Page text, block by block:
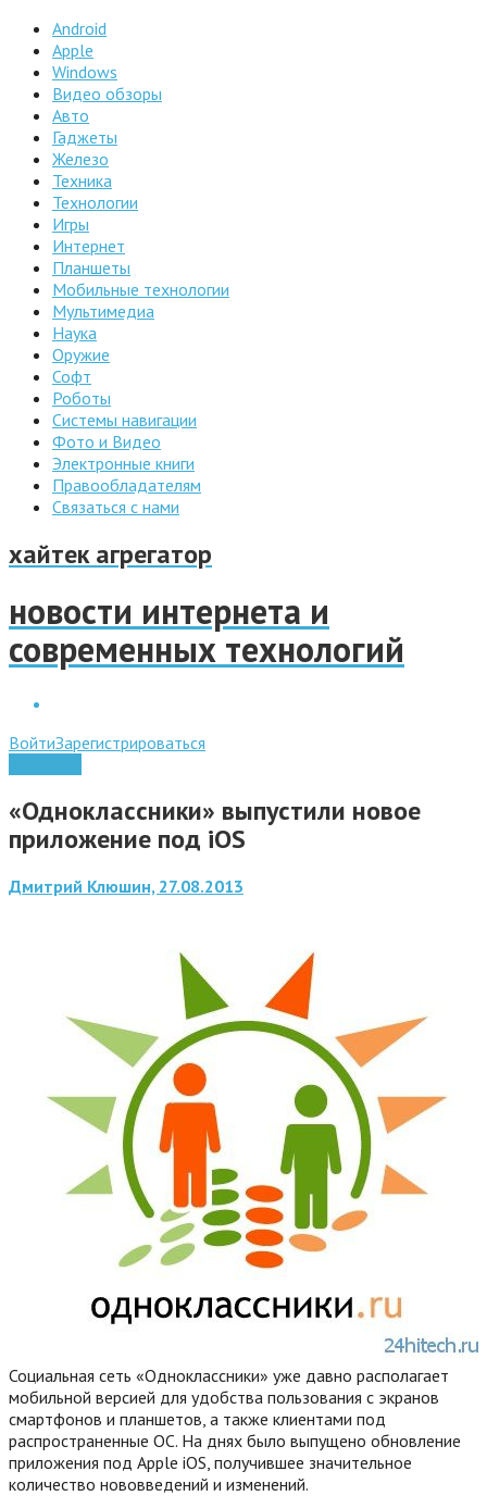
Android
Apple
Windows
Видео обзоры
Авто
Гаджеты
Железо
Техника
Технологии
Игры
Интернет
Планшеты
Мобильные технологии
Мультимедиа
Наука
Оружие
Софт
Роботы
Системы навигации
Фото и Видео
Электронные книги
Правообладателям
Связаться с нами
хайтек агрегатор
новости интернета и
современных технологий
ВойтиЗарегистрироваться
«Одноклассники» выпустили новое
приложение под iOS
Дмитрий Клюшин, 27.08.2013
Социальная сеть «Одноклассники» уже давно располагает
мобильной версией для удобства пользования с экранов
смартфонов и планшетов, а также клиентами под
распространенные ОС. На днях было выпущено обновление
приложения под Apple iOS, получившее значительное
количество нововведений и изменений.